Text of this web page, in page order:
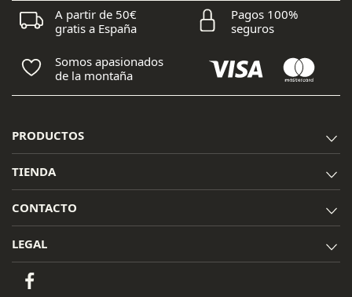
A partir de 50€
gratis a España
Pagos 100%
seguros
Somos apasionados
de la montaña
PRODUCTOS
TIENDA
CONTACTO
LEGAL